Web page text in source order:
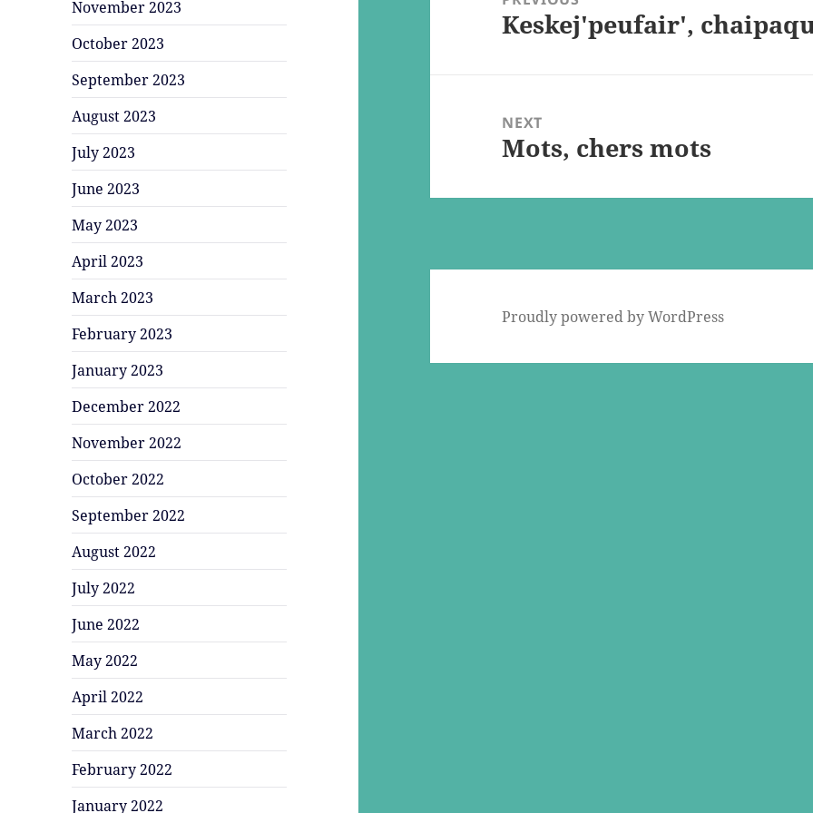
November 2023
October 2023
September 2023
August 2023
July 2023
June 2023
May 2023
April 2023
March 2023
February 2023
January 2023
December 2022
November 2022
October 2022
September 2022
August 2022
July 2022
June 2022
May 2022
April 2022
March 2022
February 2022
January 2022
Previous
Keskej'peufair',
NEXT
Next
Mots, chers mots
Proudly powered by WordPress